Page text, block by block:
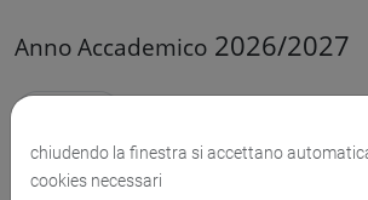
Anno Accademico 2026/2027
chiudendo la finestra si accettano
cookies necessari